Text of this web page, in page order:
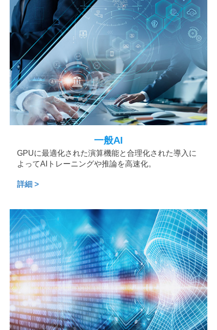
一般AI
GPUに最適化された演算機能と合理化された導入に
よってAIトレーニングや推論を高速化。
詳細 >